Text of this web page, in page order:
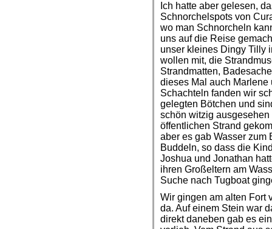
Ich hatte aber gelesen,
Schnorchelspots von
wo man Schnorcheln
uns auf die Reise
unser kleines Dingy Tilly
wollen mit, die
Strandmatten,
dieses Mal auch
Schachteln fanden wir
gelegten Bötchen und
schön witzig
öffentlichen Strand
aber es gab Wasser
Buddeln, so dass die
Joshua und Jonathan
ihren Großeltern am
Suche nach Tugboat
Wir gingen am alten Fort
da. Auf einem Stein war
direkt daneben gab es